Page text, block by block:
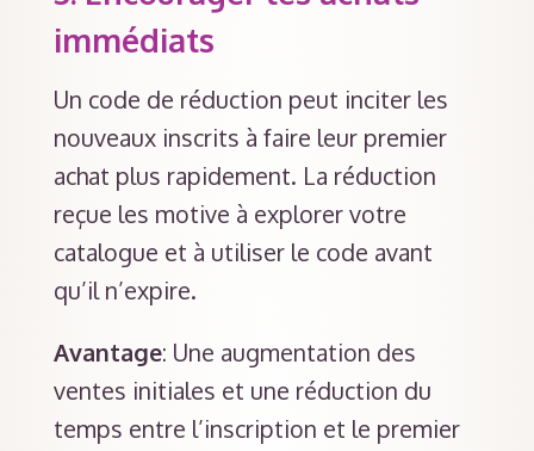
immédiats
Un code de réduction peut inciter les
nouveaux inscrits à faire leur premier
achat plus rapidement. La réduction
reçue les motive à explorer votre
catalogue et à utiliser le code avant
qu’il n’expire.
Avantage: Une augmentation des
ventes initiales et une réduction du
temps entre l’inscription et le premier